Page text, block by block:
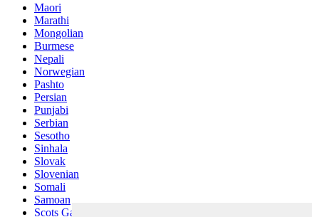
Maori
Marathi
Mongolian
Burmese
Nepali
Norwegian
Pashto
Persian
Punjabi
Serbian
Sesotho
Sinhala
Slovak
Slovenian
Somali
Samoan
Scots Gaelic